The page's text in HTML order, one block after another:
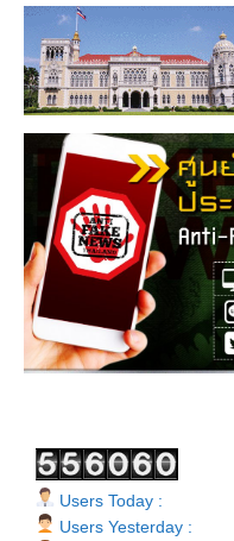
Users Today :
Users Yesterday :